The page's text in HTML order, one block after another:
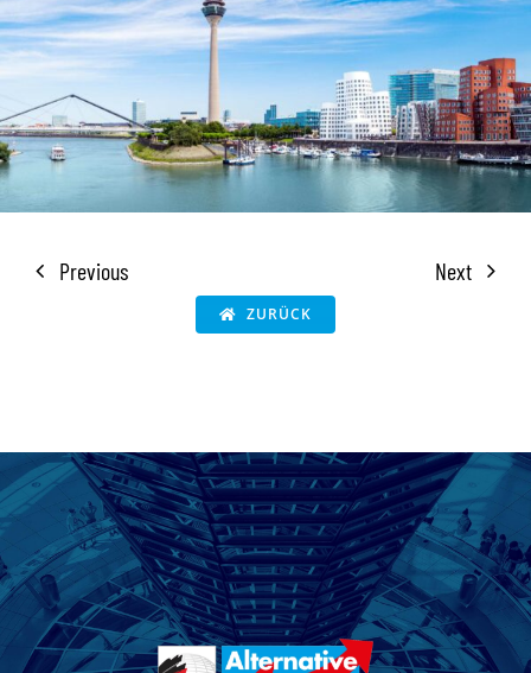
Previous Next
ZURÜCK